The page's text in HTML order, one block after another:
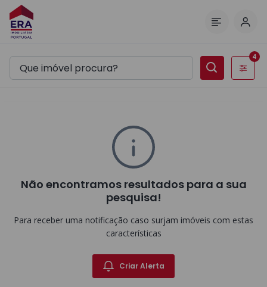
Filtros
4
Não encontramos resultados para a sua
pesquisa!
Para receber uma notificação caso surjam imóveis com estas
características
Criar Alerta